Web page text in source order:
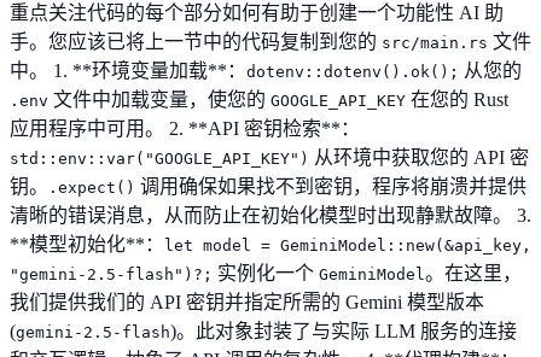
重点关注代码的每个部分如何有助于创建一个功能性 AI 助
手。您应该已将上一节中的代码复制到您的 src/main.rs 文件
中。 1. **环境变量加载**： dotenv::dotenv().ok(); 从您的
.env 文件中加载变量，使您的 GOOGLE_API_KEY 在您的 Rust
应用程序中可用。 2. **API 密钥检索**：
std::env::var("GOOGLE_API_KEY") 从环境中获取您的 API 密
钥。
.expect() 调用确保如果找不到密钥，程序将崩溃并提供
清晰的错误消息，从而防止在初始化模型时出现静默故障。 3.
**模型初始化**：
let model = GeminiModel::new(&api_key,
"gemini-2.5-flash")?; 实例化一个 GeminiModel 。在这里，
我们提供我们的 API 密钥并指定所需的 Gemini 模型版本
(gemini-2.5-flash)。此对象封装了与实际 LLM 服务的连接